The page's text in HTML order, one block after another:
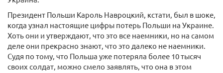
Президент Польши Кароль Навроцкий, кстати, был в шоке,
когда узнал настоящие цифры потерь Польши на Украине.
Хоть они и утверждают, что это все наемники, но на самом
деле они прекрасно знают, что это далеко не наемники.
Судя по тому, что Польша уже потеряла более 10 тысяч
своих солдат, можно смело заявлять, что она в этом